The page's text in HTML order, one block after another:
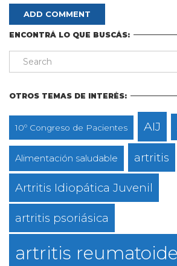
ENCONTRÁ LO QUE BUSCÁS:
OTROS TEMAS DE INTERÉS:
10º Congreso de Pacientes AIJ
Alimentación saludable artritis
Artritis Idiopática Juvenil
artritis psoriásica
artritis